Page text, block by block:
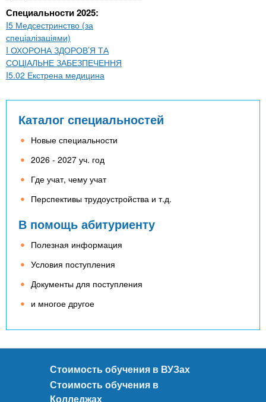
Специальности 2025:
I5 Медсестринство (за
спеціалізаціями)
I ОХОРОНА ЗДОРОВ’Я ТА
СОЦІАЛЬНЕ ЗАБЕЗПЕЧЕННЯ
I5.02 Екстрена медицина
Каталог специальностей
Новые специальности
2026 - 2027 уч. год
Где учат, чему учат
Перспективы трудоустройства и т.д.
В помощь абитуриенту
Полезная информация
Условия поступления
Документы для поступления
и многое другое
Стоимость обучения в ВУЗах
Стоимость обучения в
Колледжах